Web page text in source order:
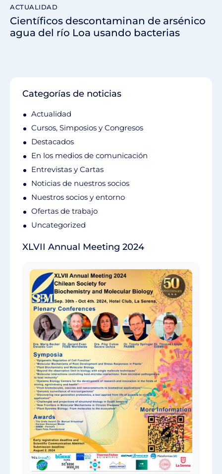
ACTUALIDAD
Científicos descontaminan de arsénico
agua del río Loa usando bacterias
Categorías de noticias
Actualidad
Cursos, Simposios y Congresos
Destacados
En los medios de comunicación
Entrevistas y Cartas
Noticias de nuestros socios
Nuestros socios y entorno
Ofertas de trabajo
Uncategorized
XLVII Annual Meeting 2024